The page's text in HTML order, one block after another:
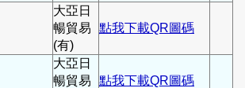
大亞日
暢貿易
(有)
點我下載QR圖碼
大亞日
暢貿易
點我下載QR圖碼